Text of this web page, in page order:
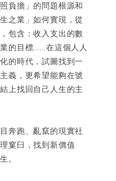
負擔」的問題根源和
之業」如何實現，從
包含：收入支出的數
的目標……在這個人人
的時代，試圖找到一
義，更希望能夠在號
上找回自己人生的主
奔跑、亂竄的現實社
窠臼，找到新價值
。